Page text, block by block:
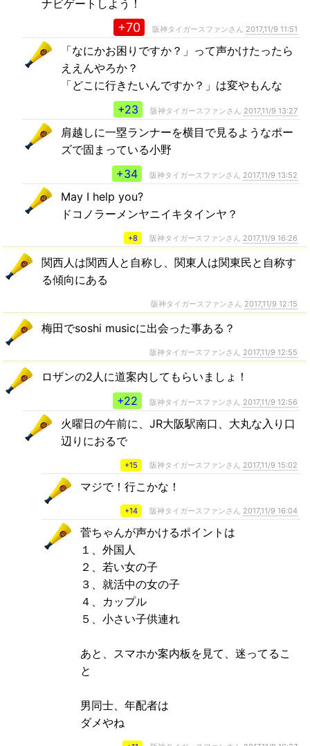
ナビゲートしよう！
+70 阪神タイガースファンさん 2017,11/9 11:51
「なにかお困りですか？」って声かけたったら
ええんやろか？
「どこに行きたいんですか？」は変やもんな
+23
阪神タイガースファンさん 2017,11/9 13:27
肩越しに一塁ランナーを横目で見るようなポー
ズで固まっている小野
+34
阪神タイガースファンさん 2017,11/9 13:52
May I help you?
ドコノラーメンヤニイキタインヤ？
+8 阪神タイガースファンさん 2017,11/9 16:26
関西人は関西人と自称し、関東人は関東民と自称す
る傾向にある
阪神タイガースファンさん 2017,11/9 12:15
梅田でsoshi musicに出会った事ある？
阪神タイガースファンさん 2017,11/9 12:55
ロザンの2人に道案内してもらいましょ！
+22
阪神タイガースファンさん 2017,11/9 12:56
火曜日の午前に、JR大阪駅南口、大丸な入り口
辺りにおるで
+15 阪神タイガースファンさん 2017,11/9 15:02
マジで！行こかな！
+14 阪神タイガースファンさん 2017,11/9 16:04
菅ちゃんが声かけるポイントは
１、外国人
２、若い女の子
３、就活中の女の子
４、カップル
５、小さい子供連れ
あと、スマホか案内板を見て、迷ってるこ
と
男同士、年配者は
ダメやね